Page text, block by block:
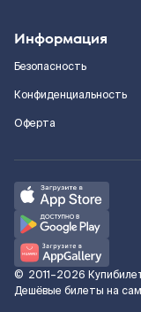
Информация
Безопасность
Конфиденциальность
Оферта
© 2011–2026
Дешёвые билеты на